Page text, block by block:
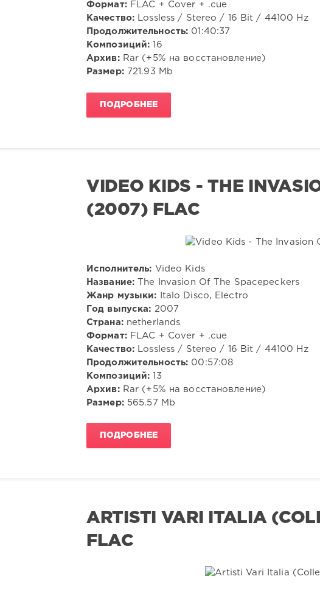
Формат:FLAC + Cover + .cue
Качество: Lossless / Stereo / 16 Bit / 44100 Hz
Продолжительность: 01:40:37
Композиций: 16
Архив:Rar (+5% на восстановление)
Размер:721.93 Mb
ПОДРОБНЕЕ
VIDEO KIDS - THE
(2007) FLAC
Исполнитель: Video Kids
Название: The Invasion Of The Spacepeckers
Жанр музыки: Italo Disco, Electro
Год выпуска: 2007
Страна:netherlands
Формат:FLAC + Cover + .cue
Качество: Lossless / Stereo / 16 Bit / 44100 Hz
Продолжительность: 00:57:08
Композиций: 13
Архив:Rar (+5% на восстановление)
Размер:565.57 Mb
ПОДРОБНЕЕ
ARTISTI VARI ITALIA
FLAC